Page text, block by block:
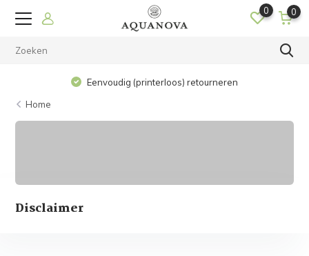
0 0
Eenvoudig (printerloos) retourneren
Home
Disclaimer